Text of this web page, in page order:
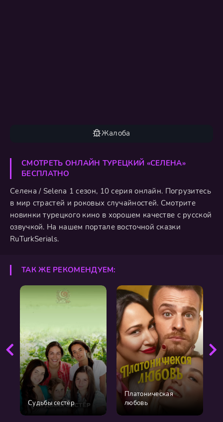
Жалоба
СМОТРЕТЬ ОНЛАЙН ТУРЕЦКИЙ «СЕЛЕНА»
БЕСПЛАТНО
Селена / Selena 1 сезон, 10 серия онлайн. Погрузитесь
в мир страстей и роковых случайностей. Смотрите
новинки турецкого кино в хорошем качестве с русской
озвучкой. На нашем портале восточной сказки
RuTurkSerials.
ТАК ЖЕ РЕКОМЕНДУЕМ:
Судьбы сестёр
Платоническая
любовь